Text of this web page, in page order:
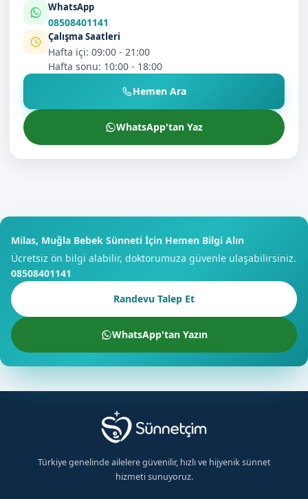
WhatsApp
08508401141
Çalışma Saatleri
Hafta içi: 09:00 - 21:00
Hafta sonu: 10:00 - 18:00
Hemen Ara
WhatsApp'tan Yaz
Milas, Muğla Bebek Sünneti İçin Hemen Bilgi Alın
Ücretsiz ön bilgi alabilir, doktorumuza güvenle ulaşabilirsiniz.
08508401141
Randevu Talep Et
WhatsApp'tan Yazın
Türkiye genelinde ailelere güvenilir, hızlı ve hijyenik sünnet
hizmeti sunuyoruz.